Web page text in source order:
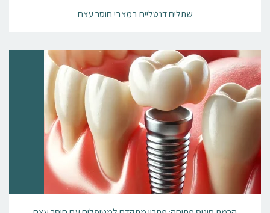
שתלים דנטליים במצבי חוסר עצם